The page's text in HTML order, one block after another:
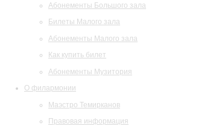
Абонементы Большого зала
Билеты Малого зала
Абонементы Малого зала
Как купить билет
Абонементы Музитория
О филармонии
Маэстро Темирканов
Правовая информация